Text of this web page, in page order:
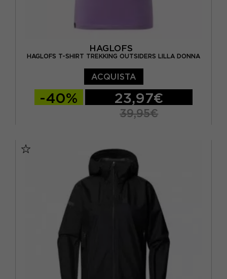
HAGLOFS
HAGLOFS T-SHIRT TREKKING OUTSIDERS LILLA DONNA
ACQUISTA
-40% 23,97€
39,95€